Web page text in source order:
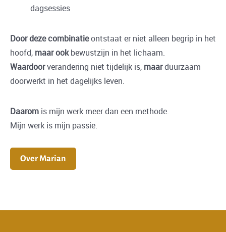
dagsessies
Door deze combinatieontstaat er niet alleen begrip in het
hoofd, maar ookbewustzijn in het lichaam.
Waardoorverandering niet tijdelijk is, maarduurzaam
doorwerkt in het dagelijks leven.
Daarom is mijn werk meer dan een methode.
Mijn werk is mijn passie.
Over Marian